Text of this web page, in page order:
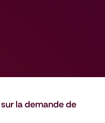
la demande de